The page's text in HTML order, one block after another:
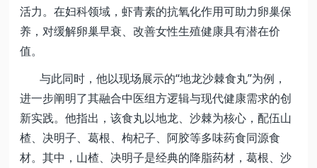
活力。在妇科领域，虾青素的抗氧化作用可助力卵巢保
养，对缓解卵巢早衰、改善女性生殖健康具有潜在价
值。
与此同时，他以现场展示的“地龙沙棘食丸”为例，
进一步阐明了其融合中医组方逻辑与现代健康需求的创
新实践。他指出，该食丸以地龙、沙棘为核心，配伍山
楂、决明子、葛根、枸杞子、阿胶等多味药食同源食
材。其中，山楂、决明子是经典的降脂药材，葛根、沙